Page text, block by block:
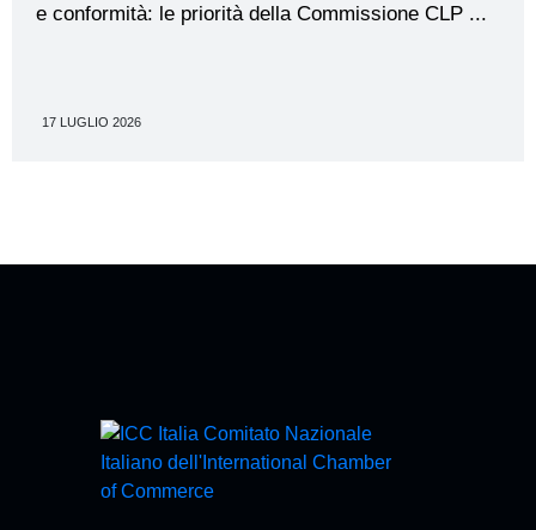
e conformità: le priorità della Commissione CLP ...
17 LUGLIO 2026